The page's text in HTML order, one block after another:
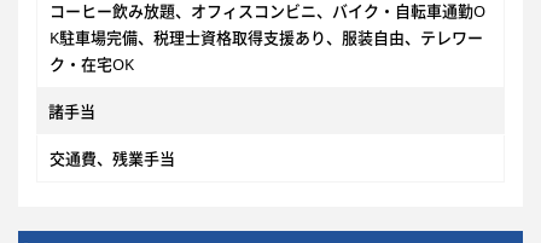
コーヒー飲み放題、オフィスコンビニ、バイク・自転車通勤O
K駐車場完備、税理士資格取得支援あり、服装自由、テレワー
ク・在宅OK
諸手当
交通費、残業手当